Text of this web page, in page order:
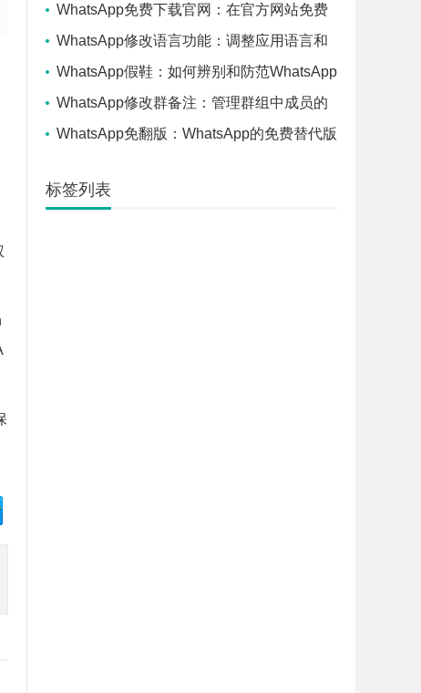
和行业地位分析
WhatsApp免费下载官网：在官方网站免费
下载WhatsApp的方法和步骤
WhatsApp修改语言功能：调整应用语言和
语音设置的步骤
WhatsApp假鞋：如何辨别和防范WhatsApp
上的假冒鞋类商品？
WhatsApp修改群备注：管理群组中成员的
个性化备注技巧
WhatsApp免翻版：WhatsApp的免费替代版
标签列表